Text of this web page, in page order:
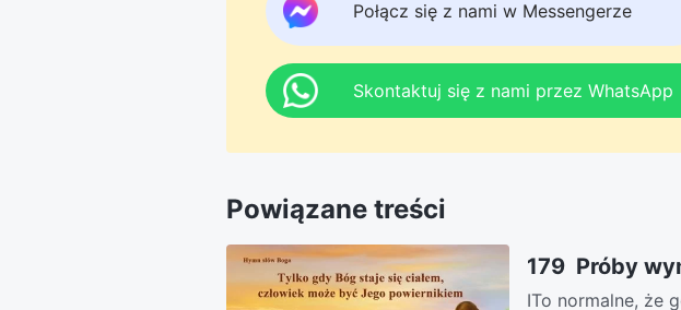
Połącz się z nami w Messengerze
Skontaktuj się z nami przez WhatsApp
Powiązane treści
179 Próby
ITo normalne, że